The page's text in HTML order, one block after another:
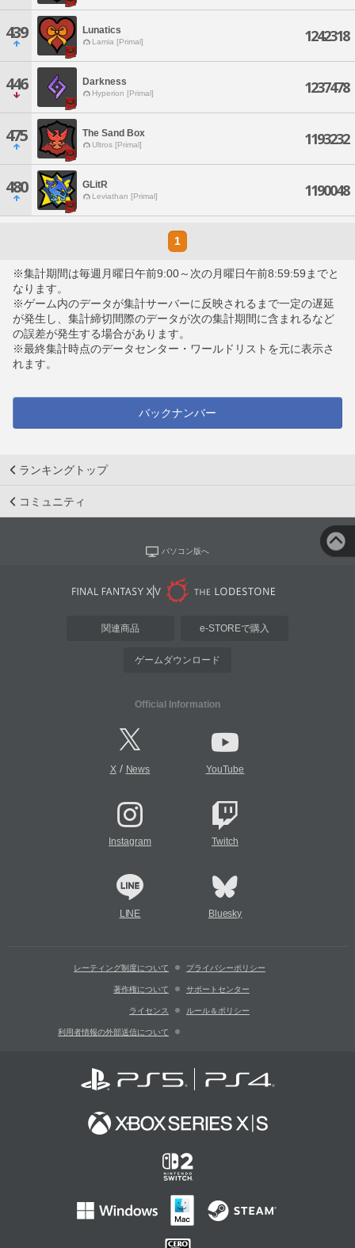
439 Lunatics
Lamia [Primal] 1242318
446 Darkness
Hyperion [Primal] 1237478
475 The Sand Box
Ultros [Primal] 1193232
480 GLitR
Leviathan [Primal] 1190048
1
※集計期間は毎週月曜日午前9:00～次の月曜日午前8:59:59までと
なります。
※ゲーム内のデータが集計サーバーに反映されるまで一定の遅延
が発生し、集計締切間際のデータが次の集計期間に含まれるなど
の誤差が発生する場合があります。
※最終集計時点のデータセンター・ワールドリストを元に表示さ
れます。
バックナンバー
ランキングトップ
コミュニティ
パソコン版へ
関連商品 e-STOREで購入
ゲームダウンロード
Official Information
X/ News YouTube
Instagram Twitch
LINE Bluesky
レーティング制度について プライバシーポリシー
著作権について サポートセンター
ライセンス ルール＆ポリシー
利用者情報の外部送信について